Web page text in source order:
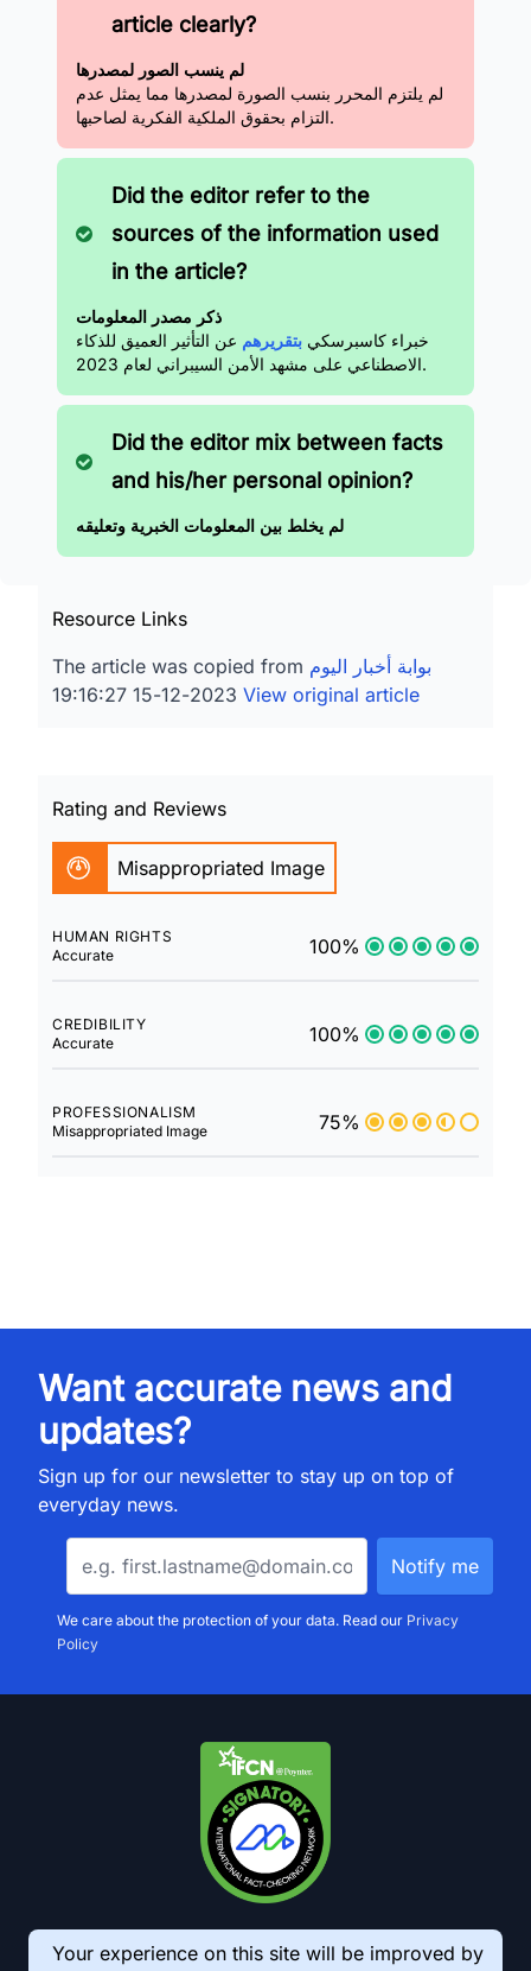
article clearly?
لم ينسب الصور لمصدرها
لم يلتزم المحرر بنسب الصورة لمصدرها مما يمثل عدم
التزام بحقوق الملكية الفكرية لصاحبها.
Did the editor refer to the
sources of the information used
in the article?
ذكر مصدر المعلومات
خبراء كاسبرسكي بتقريرهم عن التأثير العميق للذكاء
الاصطناعي على مشهد الأمن السيبراني لعام 2023.
Did the editor mix between facts
and his/her personal opinion?
لم يخلط بين المعلومات الخبرية وتعليقه
Resource Links
The article was copied from بوابة أخبار اليوم
View original article
Rating and Reviews
Misappropriated Image
HUMAN RIGHTS
Accurate
100%
CREDIBILITY
Accurate
100%
PROFESSIONALISM
Misappropriated Image
75%
Want accurate news and
updates?
Sign up for our newsletter to stay up on top of
everyday news.
We care about the protection of your data. Read our Privacy
Policy
Your experience on this site will be improved by